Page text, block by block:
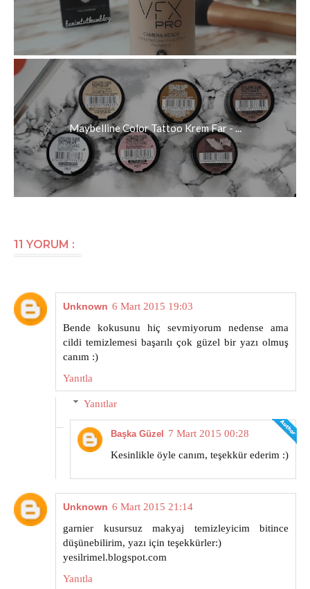
Maybelline Color Tattoo Krem Far - ...
11 YORUM :
Unknown 6 Mart 2015 19:03
Bende kokusunu hiç sevmiyorum nedense ama
cildi temizlemesi başarılı çok güzel bir yazı olmuş
canım :)
Yanıtla
Yanıtlar
Başka Güzel
7 Mart 2015 00:28
Kesinlikle öyle canım, teşekkür ederim :)
Unknown 6 Mart 2015 21:14
garnier kusursuz makyaj temizleyicim bitince
düşünebilirim, yazı için teşekkürler:)
yesilrimel.blogspot.com
Yanıtla